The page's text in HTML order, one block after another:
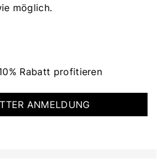
möglich.
Rabatt profitieren
ANMELDUNG